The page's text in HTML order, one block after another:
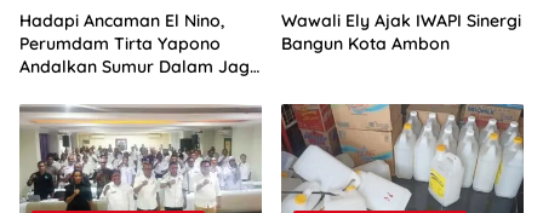
Hadapi Ancaman El Nino,
Perumdam Tirta Yapono
Andalkan Sumur Dalam Jaga
Wawali Ely Ajak IWAPI Sinergi
Bangun Kota Ambon